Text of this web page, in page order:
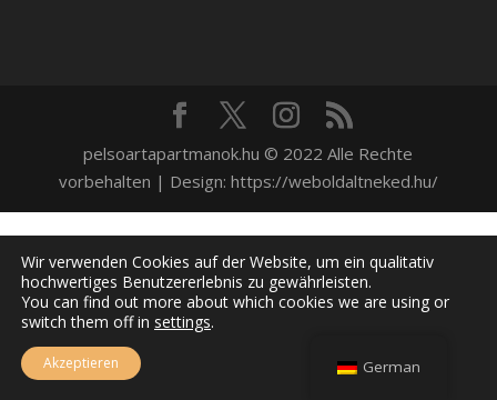
pelsoartapartmanok.hu © 2022 Alle Rechte
vorbehalten | Design: https://weboldaltneked.hu/
German
Wir verwenden Cookies auf der Website, um ein qualitativ
hochwertiges Benutzererlebnis zu gewährleisten.
You can find out more about which cookies we are using or
switch them off in settings.
Akzeptieren